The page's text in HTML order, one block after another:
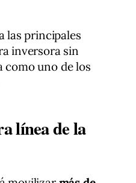
las principales
inversora sin
como uno de los
línea de la